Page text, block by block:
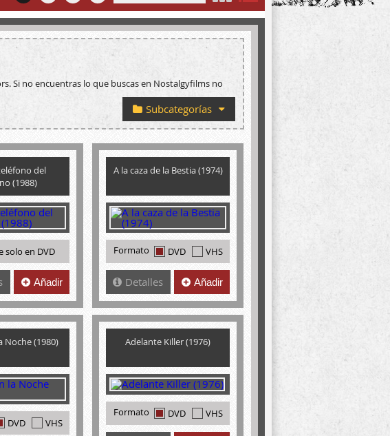
Si no encuentras lo que buscas en Nostalgyfilms no
Subcategorías
del
(1988)
solo en DVD
Añadir
A la caza de la Bestia (1974)
Formato DVD VHS
Detalles Añadir
Noche (1980)
DVD VHS
Adelante Killer (1976)
Formato DVD VHS